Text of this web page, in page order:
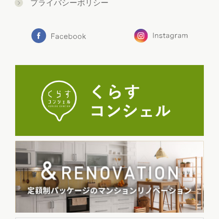
プライバシーポリシー